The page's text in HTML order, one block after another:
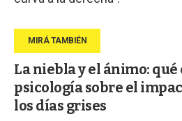
La niebla y el ánimo:
psicología sobre el
los días grises